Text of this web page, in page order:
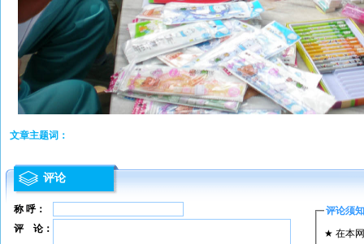
文章主题词：
评论
称 呼： 评论须知
★ 在本
评 论：